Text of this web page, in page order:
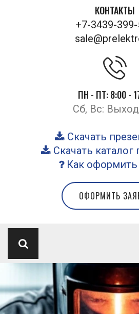
КОНТАКТЫ
+7-3439-
ПН - ПТ: 8:00 -
Сб, Вс:
Скачать
Скачать каталог
Как оформить
ОФОРМИТЬ